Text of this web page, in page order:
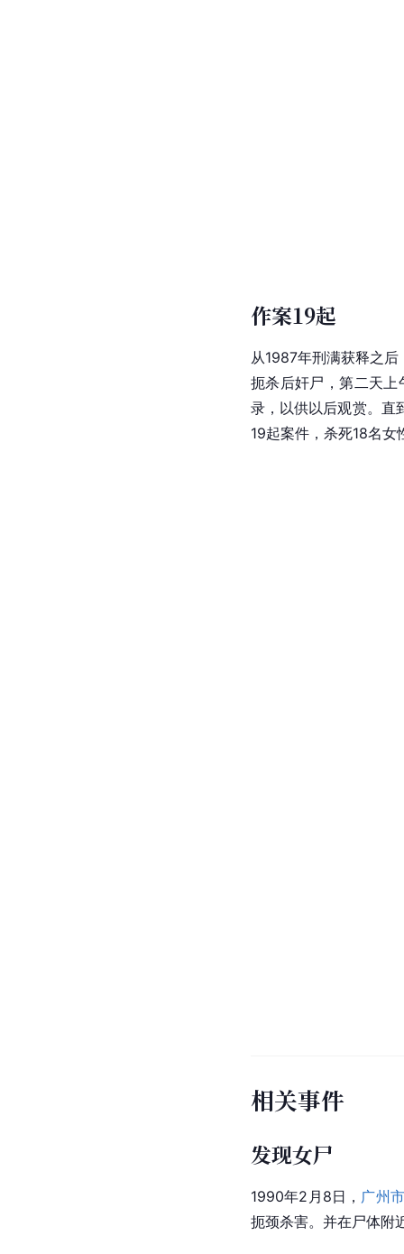
作案19起
从1987年刑满获释之
扼杀后奸尸，第二天
录，以供以后观赏。直
19起案件，杀死18名女
相关事件
发现女尸
1990年2月8日， 广州
扼颈杀害。并在尸体附